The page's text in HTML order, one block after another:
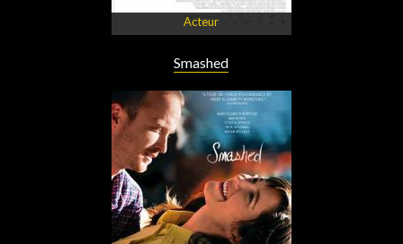
Acteur
Smashed